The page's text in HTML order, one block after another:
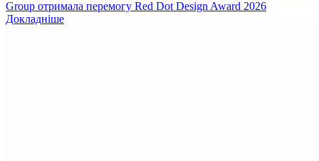
Group отримала перемогу Red Dot Design Award 2026
Докладніше